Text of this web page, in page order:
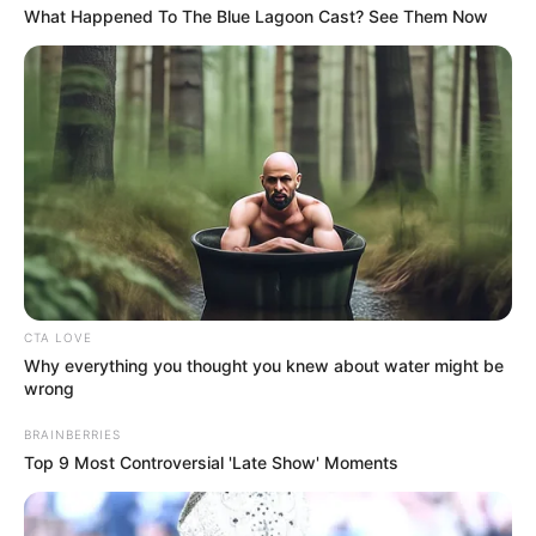
MANTÉNGASE EN ALERTA
Tenemos todas las noticias que le
interesan. Para estar bien informado, por
favor, active las notificaciones de Alerta.
ACTIVAR AHORA
TEMAS DESTACADOS
PUENTE INTERNACIONAL SIMÓN BOLÍVAR
NOTICIAS NORTE DE SANTANDER
NARCOTRÁFICO
ELN
What Happened To The Blue Lagoon Cast? See Them Now
CTA LOVE
Why everything you thought you knew about water might be
wrong
BRAINBERRIES
Top 9 Most Controversial 'Late Show' Moments